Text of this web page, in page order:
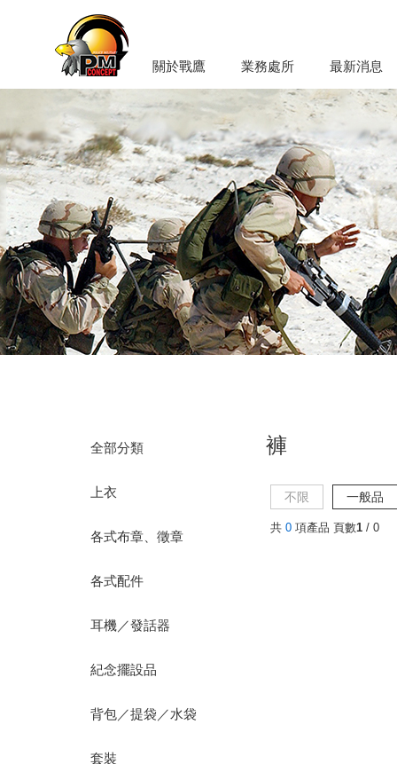
關於戰鷹 業務處所 最新消息
全部分類
上衣
各式布章、徵章
各式配件
耳機／發話器
紀念擺設品
背包／提袋／水袋
套裝
褲
不限 一般品
共 0 項產品 頁數1 / 0